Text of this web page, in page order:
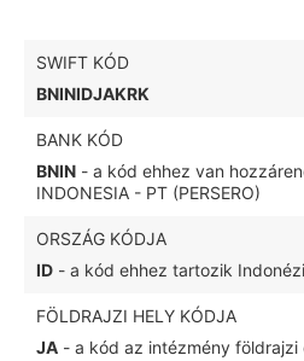
SWIFT KÓD
BNINIDJAKRK
BANK KÓD
BNIN - a kód ehhez van
INDONESIA - PT (PERSERO)
ORSZÁG KÓDJA
ID - a kód ehhez tartozik
FÖLDRAJZI HELY KÓDJA
JA - a kód az intézmény